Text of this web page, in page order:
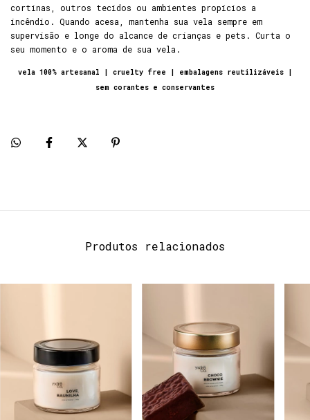
cortinas, outros tecidos ou ambientes propícios a
incêndio. Quando acesa, mantenha sua vela sempre em
supervisão e longe do alcance de crianças e pets. Curta o
seu momento e o aroma de sua vela.
vela 100% artesanal | cruelty free | embalagens reutilizáveis |
sem corantes e conservantes
Produtos relacionados